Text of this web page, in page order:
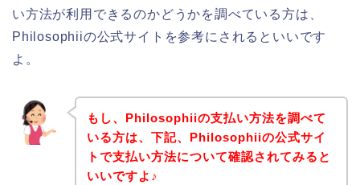
い方法が利用できるのかどうかを調べている方は、
Philosophiiの公式サイトを参考にされるといいです
よ。
もし、Philosophiiの支払い方法を調べて
いる方は、下記、Philosophiiの公式サイ
トで支払い方法について確認されてみると
いいですよ♪